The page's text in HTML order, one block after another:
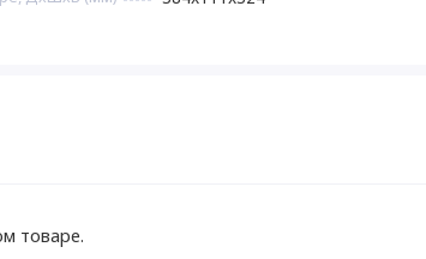
от качества исходной воды.
товаре.